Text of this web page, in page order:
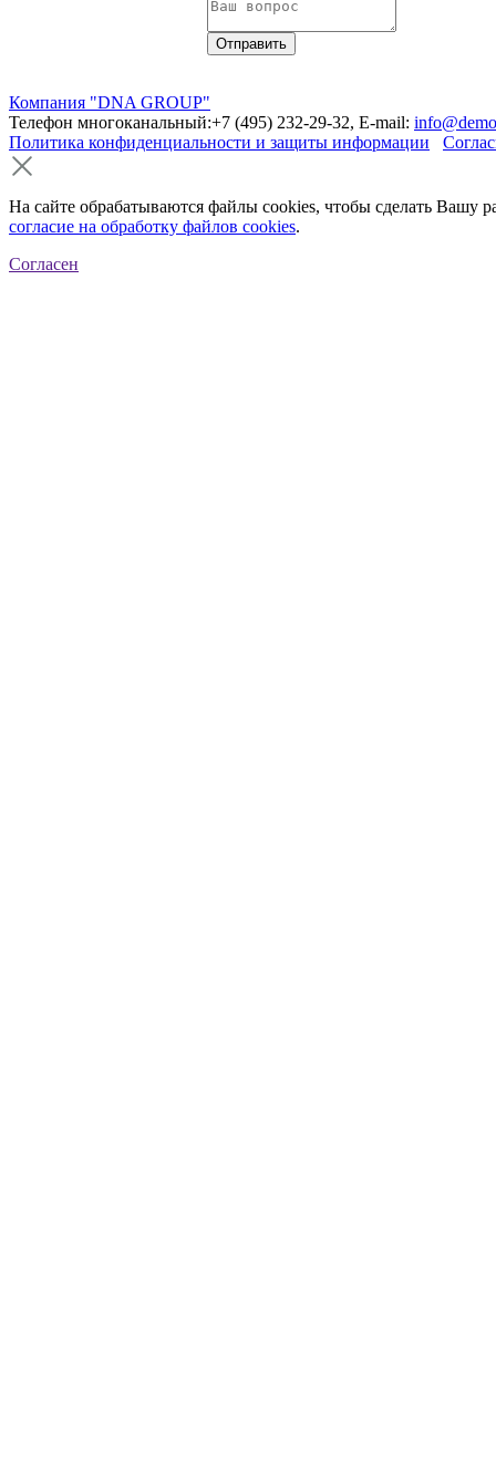
Компания "DNA GROUP"
Телефон многоканальный:+7 (495) 232-29-32, E-mail:
Политика конфиденциальности и защиты информации
На сайте обрабатываются файлы cookies, чтобы сделать Вашу
согласие на обработку файлов cookies.
Согласен